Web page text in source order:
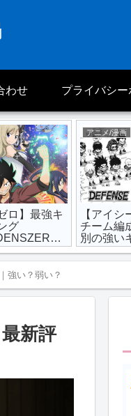
わせ プライバシー
ロ】最強キ
グ
アニメ/漫画
【アイシ
チーム編
別の強い
最新版】
強い？弱い？
新評